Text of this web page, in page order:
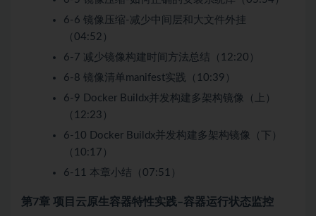
6-6 镜像压缩-减少中间层和大文件外挂
（04:52）
6-7 减少镜像构建时间方法总结（12:20）
6-8 镜像清单manifest实践（10:39）
6-9 Docker Buildx并发构建多架构镜像（上）
（12:23）
6-10 Docker Buildx并发构建多架构镜像（下）
（10:17）
6-11 本章小结（07:51）
第7章 项目云原生容器特性实践–容器运行状态监控